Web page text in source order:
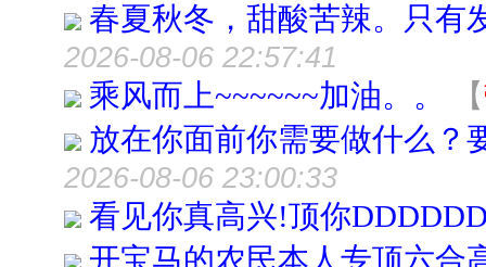
春夏秋冬，甜酸苦辣。只有
2026-08-06 22:57:41
乘风而上~~~~~~加油。。 【
放在你面前你需要做什么？
2026-08-06 23:00:33
看见你真高兴!顶你
开宝马的农民本人专顶六合